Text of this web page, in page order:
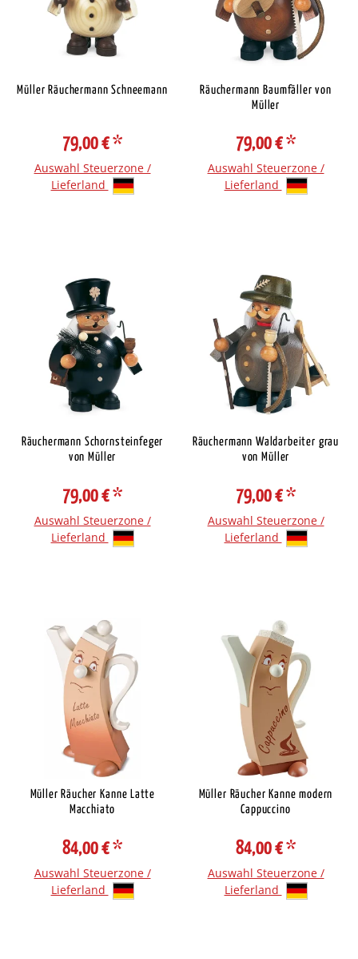
Müller Räuchermann Schneemann
79,00 €*
Auswahl Steuerzone /
Lieferland
Räuchermann Baumfäller von
Müller
79,00 €*
Auswahl Steuerzone /
Lieferland
Räuchermann Schornsteinfeger
von Müller
79,00 €*
Auswahl Steuerzone /
Lieferland
Räuchermann Waldarbeiter grau
von Müller
79,00 €*
Auswahl Steuerzone /
Lieferland
Müller Räucher Kanne Latte
Macchiato
84,00 €*
Auswahl Steuerzone /
Lieferland
Müller Räucher Kanne modern
Cappuccino
84,00 €*
Auswahl Steuerzone /
Lieferland